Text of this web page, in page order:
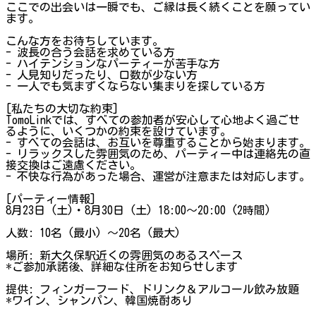
ここでの出会いは一瞬でも、ご縁は長く続くことを願ってい
ます。
こんな方をお待ちしています。
- 波長の合う会話を求めている方
- ハイテンションなパーティーが苦手な方
- 人見知りだったり、口数が少ない方
- 一人でも気まずくならない集まりを探している方
[私たちの大切な約束]
TomoLinkでは、すべての参加者が安心して心地よく過ごせ
るように、いくつかの約束を設けています。
- すべての会話は、お互いを尊重することから始まります。
- リラックスした雰囲気のため、パーティー中は連絡先の直
接交換はご遠慮ください。
- 不快な行為があった場合、運営が注意または対応します。
[パーティー情報]
8月23日 (土)・8月30日 (土) 18:00〜20:00 (2時間)
人数: 10名 (最小) 〜20名 (最大)
場所: 新大久保駅近くの雰囲気のあるスペース
*ご参加承諾後、詳細な住所をお知らせします
提供: フィンガーフード、ドリンク＆アルコール飲み放題
*ワイン、シャンパン、韓国焼酎あり